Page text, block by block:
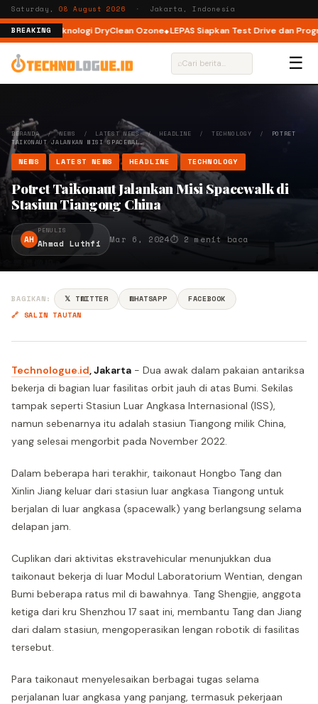
Saturday,08 August 2026 · Jakarta, Indonesia
BREAKING
dengan Teknologi DryClean Ozone LEPAS Siapkan Test Drive dan
⌕ ☰
BERANDA/NEWS / LATEST NEWS/ HEADLINE /TECHNOLOGY /
POTRET
TAIKONAUT JALANKAN MISI SPACEWAL…
NEWS LATEST NEWS HEADLINE TECHNOLOGY
Potret Taikonaut Jalankan Misi Spacewalk di
Stasiun Tiangong China
AH
PENULIS
Ahmad Luthfi Mar 6, 2024⏱ 2 menit baca
BAGIKAN: 𝕏 TWITTER WHATSAPP
FACEBOOK
🔗 SALIN TAUTAN
Technologue.id, Jakarta - Dua awak dalam pakaian antariksa
bekerja di bagian luar fasilitas orbit jauh di atas Bumi. Sekilas
tampak seperti Stasiun Luar Angkasa Internasional (ISS),
namun sebenarnya itu adalah stasiun Tiangong milik China,
yang selesai mengorbit pada November 2022.
Dalam beberapa hari terakhir, taikonaut Hongbo Tang dan
Xinlin Jiang keluar dari stasiun luar angkasa Tiangong untuk
berjalan di luar angkasa (spacewalk) yang berlangsung selama
delapan jam.
Cuplikan dari aktivitas ekstravehicular menunjukkan dua
taikonaut bekerja di luar Modul Laboratorium Wentian, dengan
Bumi beberapa ratus mil di bawahnya. Tang Shengjie, anggota
ketiga dari kru Shenzhou 17 saat ini, membantu Tang dan Jiang
dari dalam stasiun, mengoperasikan lengan robotik di fasilitas
tersebut.
Para taikonaut menyelesaikan berbagai tugas selama
perjalanan luar angkasa yang panjang, termasuk pekerjaan